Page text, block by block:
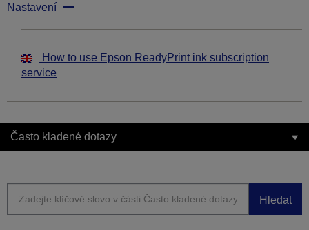
Nastavení
How to use Epson ReadyPrint ink subscription
service
Často kladené dotazy
Hledat